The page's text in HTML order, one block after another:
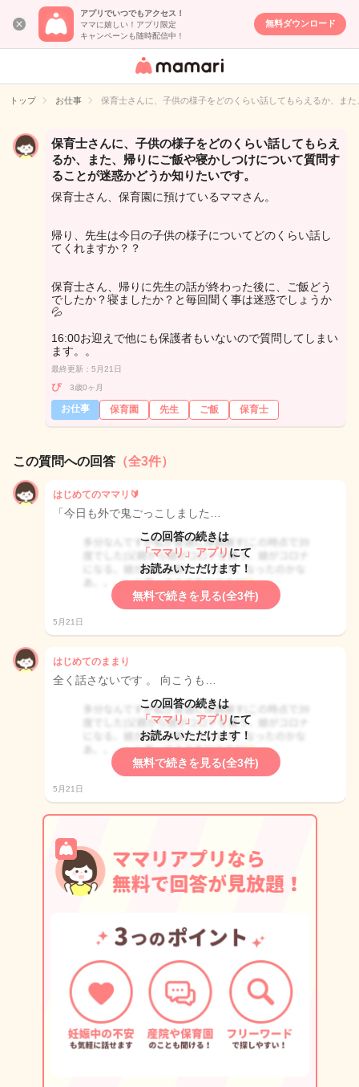
アプリでいつでもアクセス！
ママに嬉しい！アプリ限定
キャンペーンも随時配信中！
無料ダウンロード
女性専用匿名QA
イト
トップ お仕事 保育士さんに、子供の様子をどのくらい話してもらえるか、ま
保育士さんに、子供の様子をどのくらい話してもらえ
るか、また、帰りにご飯や寝かしつけについて質問す
ることが迷惑かどうか知りたいです。
保育士さん、保育園に預けているママさん。
帰り、先生は今日の子供の様子についてどのくらい話し
てくれますか？？
保育士さん、帰りに先生の話が終わった後に、ご飯どう
でしたか？寝ましたか？と毎回聞く事は迷惑でしょうか
💦
16:00お迎えで他にも保護者もいないので質問してしまい
ます。。
最終更新：5月21日
ぴ 3歳0ヶ月
お仕事 保育園 先生 ご飯 保育士
この質問への回答 （全3件）
はじめてのママリ🔰
「今日も外で鬼ごっこしました…
この回答の続きは
「ママリ」アプリ にて
お読みいただけます！
無料で続きを見る(全3件)
5月21日
はじめてのままり
全く話さないです 。 向こうも…
この回答の続きは
「ママリ」アプリ にて
お読みいただけます！
無料で続きを見る(全3件)
5月21日